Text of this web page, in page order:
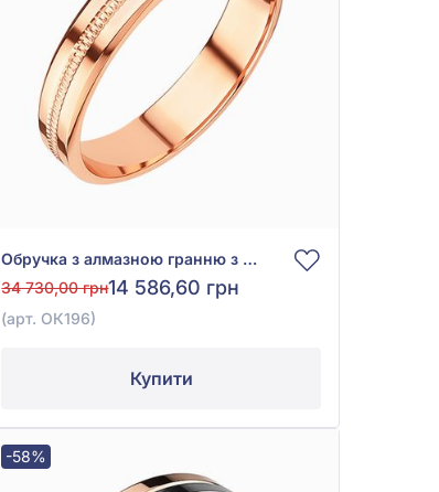
Обручка з алмазною гранню з червоного золота 585°, арт. ОК196
34 730,00 грн14 586,60 грн
(арт. ОК196)
Купити
-58%